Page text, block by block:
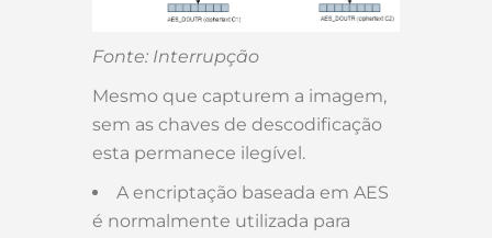
Fonte: Interrupção
Mesmo que capturem a imagem,
sem as chaves de descodificação
esta permanece ilegível.
A encriptação baseada em AES
é normalmente utilizada para